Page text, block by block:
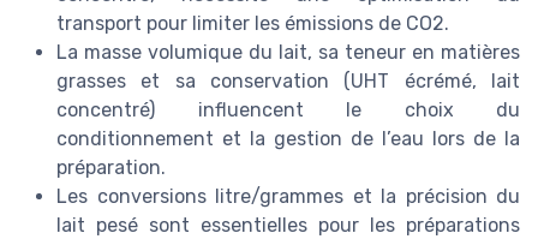
transport pour limiter les émissions de CO2.
La masse volumique du lait, sa teneur en matières
grasses et sa conservation (UHT écrémé, lait
concentré) influencent le choix du
conditionnement et la gestion de l’eau lors de la
préparation.
Les conversions litre/grammes et la précision du
lait pesé sont essentielles pour les préparations